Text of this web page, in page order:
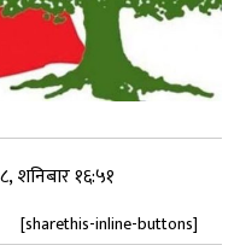
शनिबार १६:५१
[sharethis-inline-buttons]